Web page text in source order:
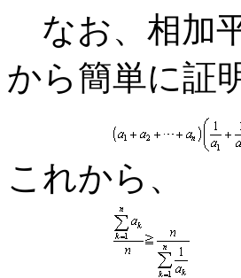
なお、相加
から簡単に証
これから、